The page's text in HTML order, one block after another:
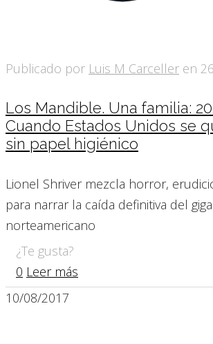
Publicado por Luis M Carceller en
Los Mandible. Una familia:
Cuando Estados Unidos se
sin papel higiénico
Lionel Shriver mezcla horror,
para narrar la caída definitiva del
norteamericano
¿Te gusta?
0 Leer más
10/08/2017